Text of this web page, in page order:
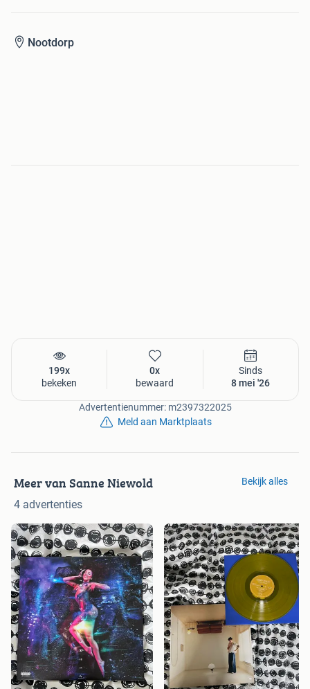
Nootdorp
199x
bekeken
0x
bewaard
Sinds
8 mei '26
Advertentienummer: m2397322025
Meld aan Marktplaats
Meer van Sanne Niewold
4 advertenties
Bekijk alles